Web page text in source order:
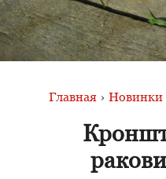
Главная › Новинки